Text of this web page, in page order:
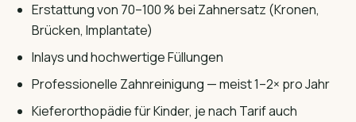
Erstattung von 70–100 % bei Zahnersatz (Kronen,
Brücken, Implantate)
Inlays und hochwertige Füllungen
Professionelle Zahnreinigung — meist 1–2× pro Jahr
Kieferorthopädie für Kinder, je nach Tarif auch